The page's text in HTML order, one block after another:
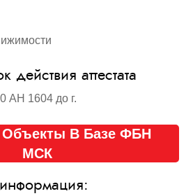
действия аттестата
1604 до г.
В Базе ФБН
МСК